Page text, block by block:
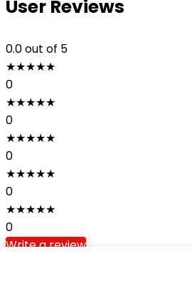
User Reviews
0.0out of 5
★★★★★
0
★★★★★
0
★★★★★
0
★★★★★
0
★★★★★
0
Write a review